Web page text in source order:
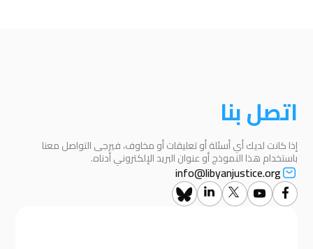
اتصل بنا
إذا كانت لديك أي أسئلة أو تعليقات أو مخاوف، فيرجى التواصل معنا
باستخدام هذا النموذج أو عنوان البريد الإلكتروني أدناه.
info@libyanjustice.org